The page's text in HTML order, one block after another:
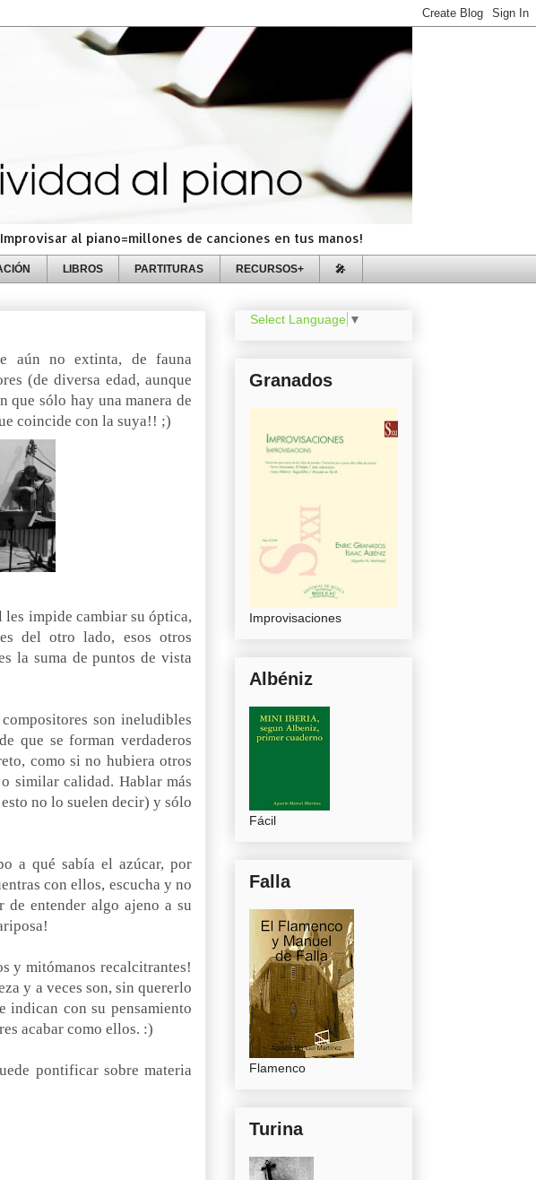
al piano=millones de canciones en tus manos!
LIBROS PARTITURAS RECURSOS+ 🎤
aún no extinta, de fauna
(de diversa edad, aunque
que sólo hay una manera de
coincide con la suya!! ;)
impide cambiar su óptica,
del otro lado, esos otros
la suma de puntos de vista
son ineludibles
que se forman verdaderos
como si no hubiera otros
similar calidad. Hablar más
no lo suelen decir) y sólo
a qué sabía el azúcar, por
con ellos, escucha y no
de entender algo ajeno a su
y mitómanos recalcitrantes!
y a veces son, sin quererlo
indican con su pensamiento
acabar como ellos. :)
pontificar sobre materia
Select Language ▼
Granados
Improvisaciones
Albéniz
Fácil
Falla
Flamenco
Turina